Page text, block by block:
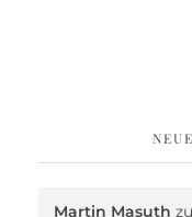
Martin Masuth zu